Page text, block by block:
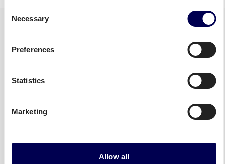
Selection
Necessary
Preferences
Statistics
Marketing
Allow all